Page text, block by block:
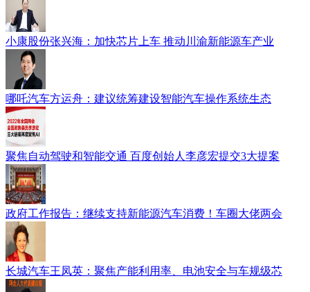
小康股份张兴海：加快芯片上车 推动川渝新能源车产业
哪吒汽车方运舟：建议统筹建设智能汽车操作系统生态
聚焦自动驾驶和智能交通 百度创始人李彦宏提交3大提案
政府工作报告：继续支持新能源汽车消费！车圈大佬两会
长城汽车王凤英：聚焦产能利用率、电池安全与车规级芯